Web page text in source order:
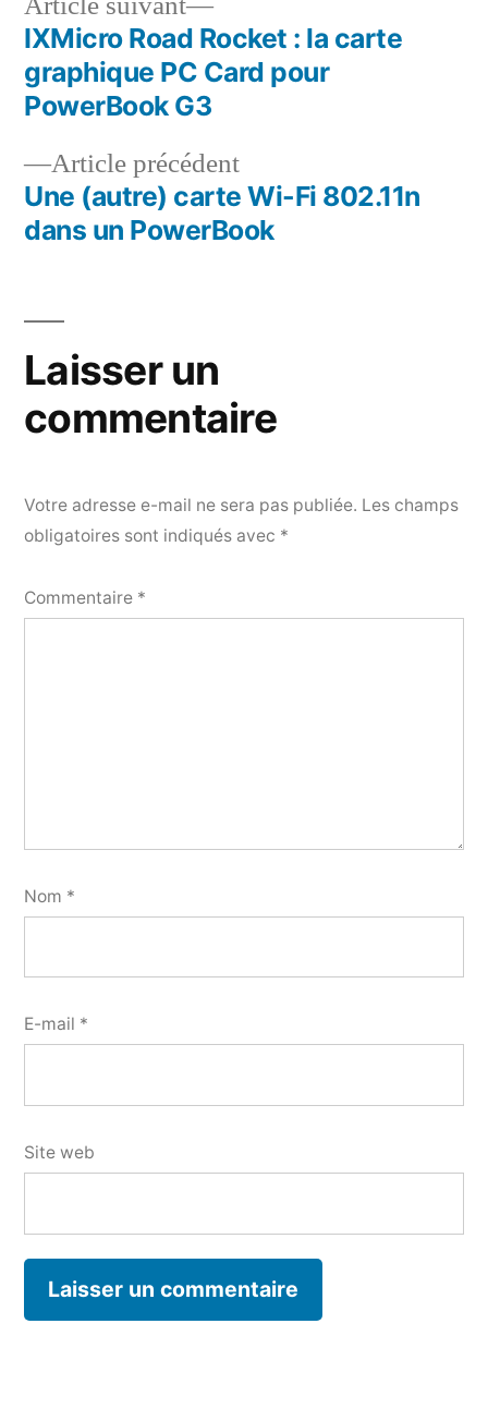
Navigation
de
l’article
Article précédentArticle
précédent :
Une (autre) carte Wi-Fi 802.11n
dans un PowerBook
suivant :
IXMicro Road Rocket : la carte
graphique PC Card pour
PowerBook G3
Laisser un
commentaire
Votre adresse e-mail ne sera pas publiée. Les champs
obligatoires sont indiqués avec *
Commentaire *
Nom *
E-mail *
Site web